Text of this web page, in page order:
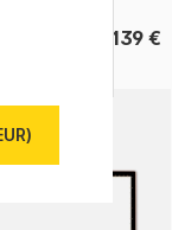
139 €